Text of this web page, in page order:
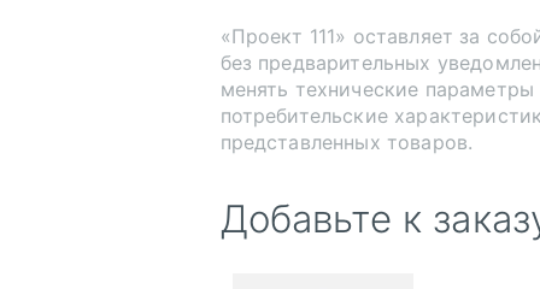
«Проект 111» оставляет за
без предварительных
менять технические параметры
потребительские
представленных товаров.
Добавьте к